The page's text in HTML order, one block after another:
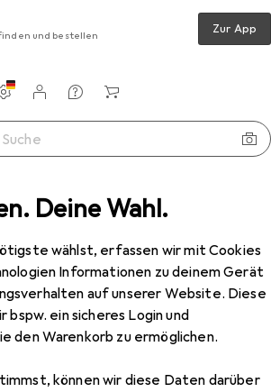
Deine Wahl.
wählst, erfassen wir mit Cookies
Informationen zu deinem Gerät
auf unserer Website. Diese
bspw. ein sicheres Login und
den Warenkorb zu ermöglichen.
können wir diese Daten darüber
und bestellen Zur App
Teppich Homie Living Pisa
EUR
80,–
Homie LivingPisa